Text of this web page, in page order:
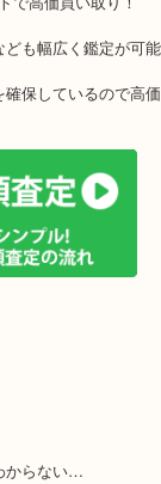
ショッピングもで
ットで高価買い取
なども幅広く鑑定